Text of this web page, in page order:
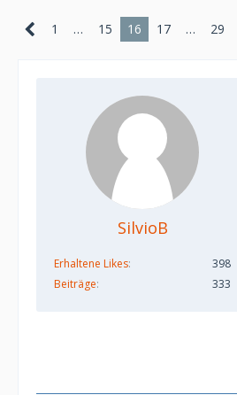
1 … 15 16 17 … 29
SilvioB
Erhaltene Likes
398
Beiträge
333